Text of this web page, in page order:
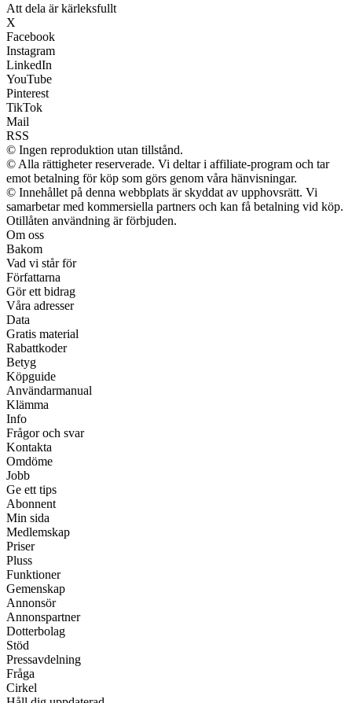
Att dela är kärleksfullt
X
Facebook
Instagram
LinkedIn
YouTube
Pinterest
TikTok
Mail
RSS
© Ingen reproduktion utan tillstånd.
© Alla rättigheter reserverade. Vi deltar i affiliate-program och tar
emot betalning för köp som görs genom våra hänvisningar.
© Innehållet på denna webbplats är skyddat av upphovsrätt. Vi
samarbetar med kommersiella partners och kan få betalning vid köp.
Otillåten användning är förbjuden.
Om oss
Bakom
Vad vi står för
Författarna
Gör ett bidrag
Våra adresser
Data
Gratis material
Rabattkoder
Betyg
Köpguide
Användarmanual
Klämma
Info
Frågor och svar
Kontakta
Omdöme
Jobb
Ge ett tips
Abonnent
Min sida
Medlemskap
Priser
Pluss
Funktioner
Gemenskap
Annonsör
Annonspartner
Dotterbolag
Stöd
Pressavdelning
Fråga
Cirkel